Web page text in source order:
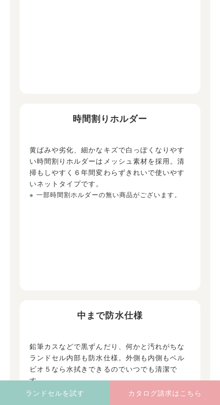
時間割りホルダー
黄ばみや劣化、細かなキズで白っぽくなりやす
い時間割りホルダーはメッシュ素材を採用。清
掃もしやすく６年間変わらずきれいで使いやす
いネットタイプです。
※ 一部時間割ホルダーの無い商品がございます。
中まで防水仕様
鉛筆カスなどで黒ずんだり、何かと汚れがちな
ランドセル内部も防水仕様。外側も内側もベル
ビオ５なら水拭きできるのでいつでも清潔で
す。
ランドセルを試す
カタログ請求はこちら